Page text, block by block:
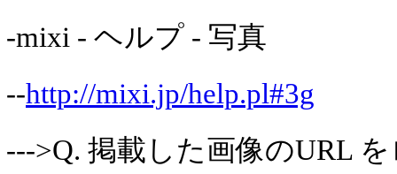
-mixi - ヘルプ - 写真
--http://mixi.jp/help.pl#3g
--->Q. 掲載した画像のURL